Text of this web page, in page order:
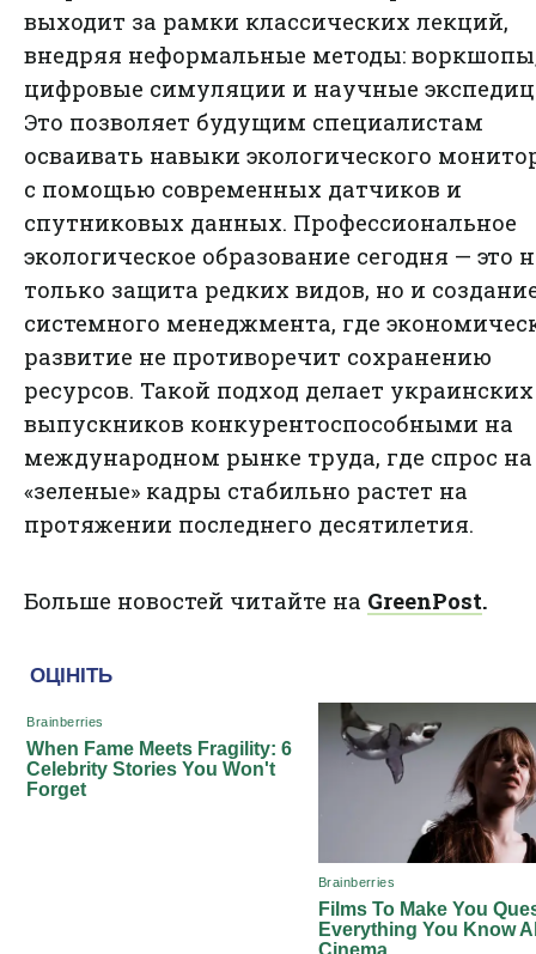
выходит за рамки классических лекций,
внедряя неформальные методы:
цифровые симуляции и научные
Это позволяет будущим специалистам
осваивать навыки экологического
с помощью современных датчиков и
спутниковых данных. Профессиональное
экологическое образование сегодня — это
только защита редких видов, но и
системного менеджмента, где
развитие не противоречит сохранению
ресурсов. Такой подход делает украинских
выпускников конкурентоспособными на
международном рынке труда, где спрос на
«зеленые» кадры стабильно растет на
протяжении последнего десятилетия.
Больше новостей читайте на GreenPost.